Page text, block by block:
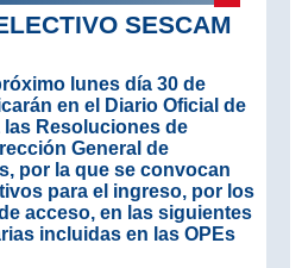
SESCAM
lunes día 30 de
en el Diario Oficial de
Resoluciones de
General de
por la que se convocan
para el ingreso, por los
acceso, en las siguientes
incluidas en las OPEs